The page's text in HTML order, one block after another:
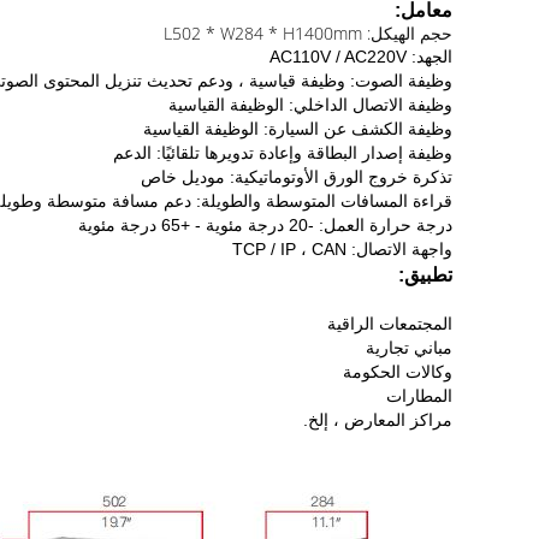
معامل:
حجم الهيكل: L502 * W284 * H1400mm
الجهد: AC110V / AC220V
وظيفة الصوت: وظيفة قياسية ، ودعم تحديث تنزيل المحتوى
وظيفة الاتصال الداخلي: الوظيفة القياسية
وظيفة الكشف عن السيارة: الوظيفة القياسية
وظيفة إصدار البطاقة وإعادة تدويرها تلقائيًا: الدعم
تذكرة خروج الورق الأوتوماتيكية: موديل خاص
قراءة المسافات المتوسطة والطويلة: دعم مسافة متوسطة وطويلة (2-15
درجة حرارة العمل: -20 درجة مئوية - +65 درجة مئوية
واجهة الاتصال: TCP / IP ، CAN
تطبيق:
المجتمعات الراقية
مباني تجارية
وكالات الحكومة
المطارات
مراكز المعارض ، إلخ.